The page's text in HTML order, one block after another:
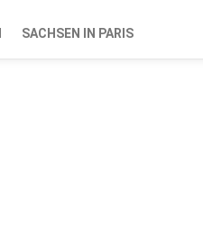
SACHSEN IN PARIS